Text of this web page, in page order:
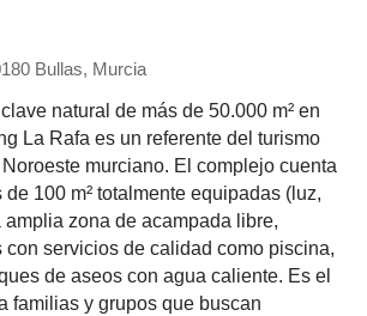
Bullas, Murcia
natural de más de 50.000 m² en
La Rafa es un referente del turismo
murciano. El complejo cuenta
100 m² totalmente equipadas (luz,
amplia zona de acampada libre,
con servicios de calidad como piscina,
de aseos con agua caliente. Es el
familias y grupos que buscan